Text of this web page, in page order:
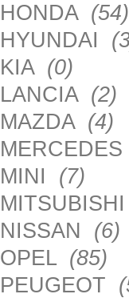
HONDA (54)
HYUNDAI
KIA (0)
LANCIA (2)
MAZDA (4)
MERCEDES
MINI (7)
MITSUBISHI
NISSAN (6)
OPEL (85)
PEUGEOT